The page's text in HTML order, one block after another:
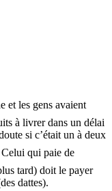
à livrer dans un délai
si c’était un à deux
tard) doit le payer
dattes).